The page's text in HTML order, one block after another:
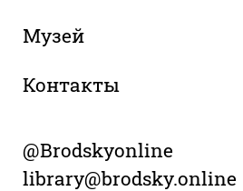
Музей
Контакты
@Brodskyonline
library@brodsky.online